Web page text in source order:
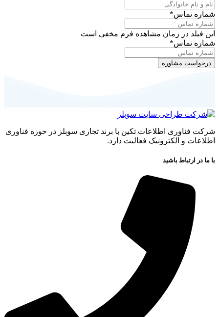
شماره تماس*
این فیلد در زمان مشاهده فرم مخفی است
شماره تماس*
شرکت فناوری اطلاعات تکین با برند تجاری سوبلز در حوزه فناوری
اطلاعات و الکترونیک فعالیت دارد.
با ما در ارتباط باشید